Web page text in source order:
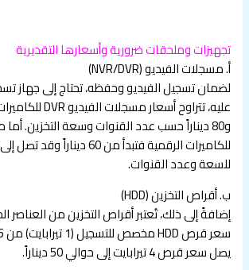
تجهيزات وملحقات ضرورية وأسعارها التقديرية
أ‌. مسجلات الفيديو (NVR/DVR)
لضمان تسجيل الفيديو وحفظه، تحتاج إلى جهاز
للسعة وعدد القنوات.
ب‌. أقراص التخزين (HDD)
إضافةً إلى ذلك، تُعتبر أقراص التخزين من العناصر
يصل سعر قرص 4 تيرابايت إلى حوالي 50 ديناراً.